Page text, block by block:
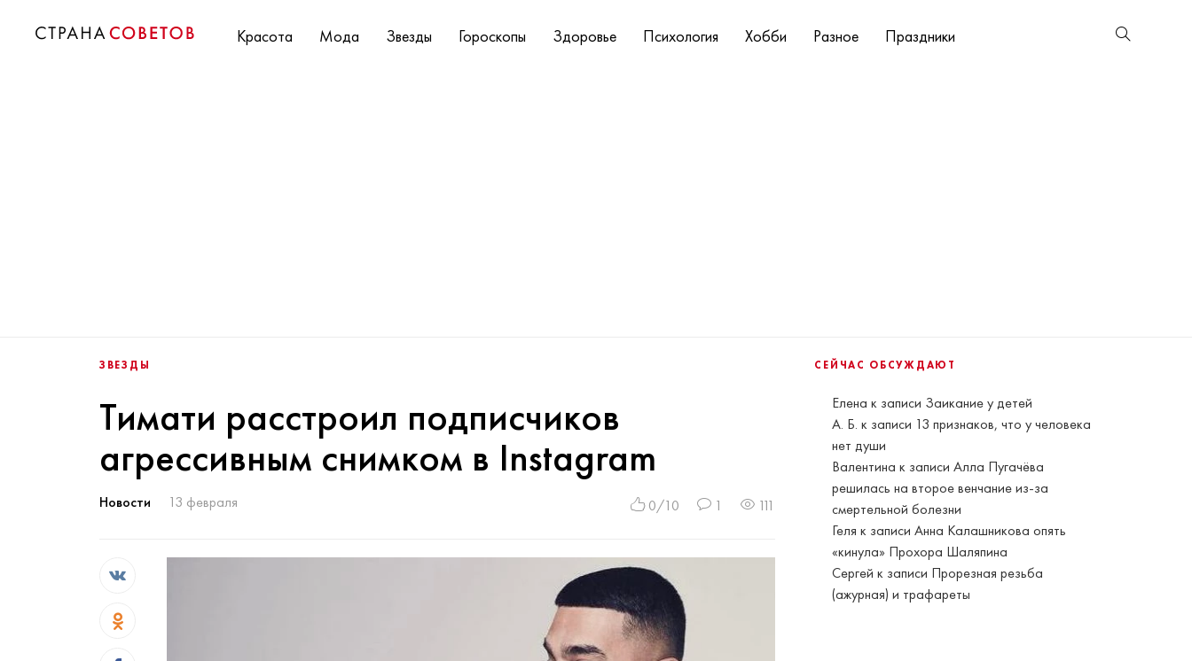
Красота Мода Звезды Гороскопы Здоровье Психология Хобби Разное Праздники
СЕЙЧАС ОБСУЖДАЮТ
Елена к записи Заикание у детей
А. Б. к записи 13 признаков, что у человека
нет души
Валентина к записиАлла Пугачёва
решилась на второе венчание из-за
смертельной болезни
Геля к записиАнна Калашникова опять
«кинула» Прохора Шаляпина
Сергей к записи Прорезная резьба
(ажурная) и трафареты
ЗВЕЗДЫ
Тимати расстроил подписчиков
агрессивным снимком в Instagram
Новости 13 февраля 0/10 1 111